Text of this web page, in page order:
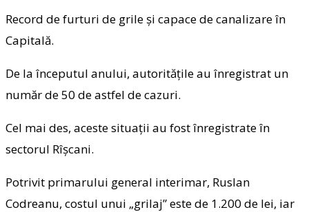
Record de furturi de grile și capace de canalizare în
Capitală.
De la începutul anului, autoritățile au înregistrat un
număr de 50 de astfel de cazuri.
Cel mai des, aceste situații au fost înregistrate în
sectorul Rîșcani.
Potrivit primarului general interimar, Ruslan
Codreanu, costul unui „grilaj” este de 1.200 de lei, iar